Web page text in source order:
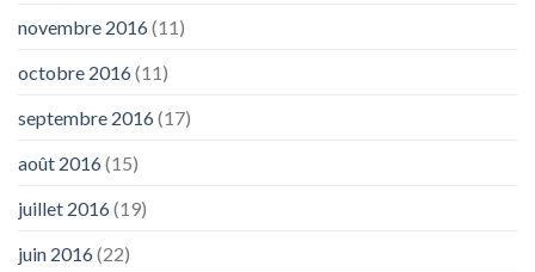
novembre 2016(11)
octobre 2016(11)
septembre 2016(17)
août 2016(15)
juillet 2016(19)
juin 2016(22)